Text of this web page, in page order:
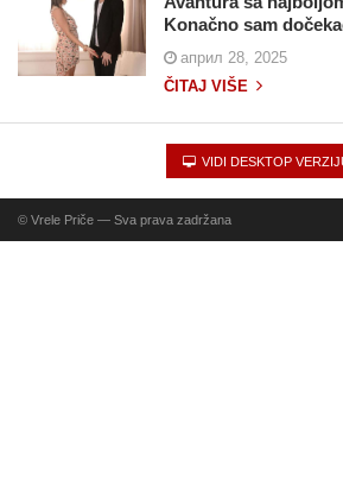
Konačno sam
април 28, 2025
ČITAJ VIŠE
VIDI DESKTOP
© Vrele Priče — Sva prava zadržana